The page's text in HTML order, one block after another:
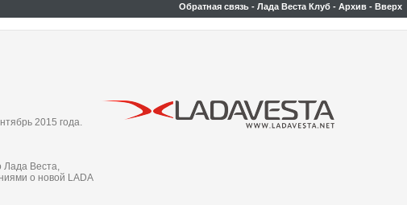
Обратная связь - Лада Веста Клуб - Архив - Вверх
2015 года.
Лада Веста,
о новой LADA